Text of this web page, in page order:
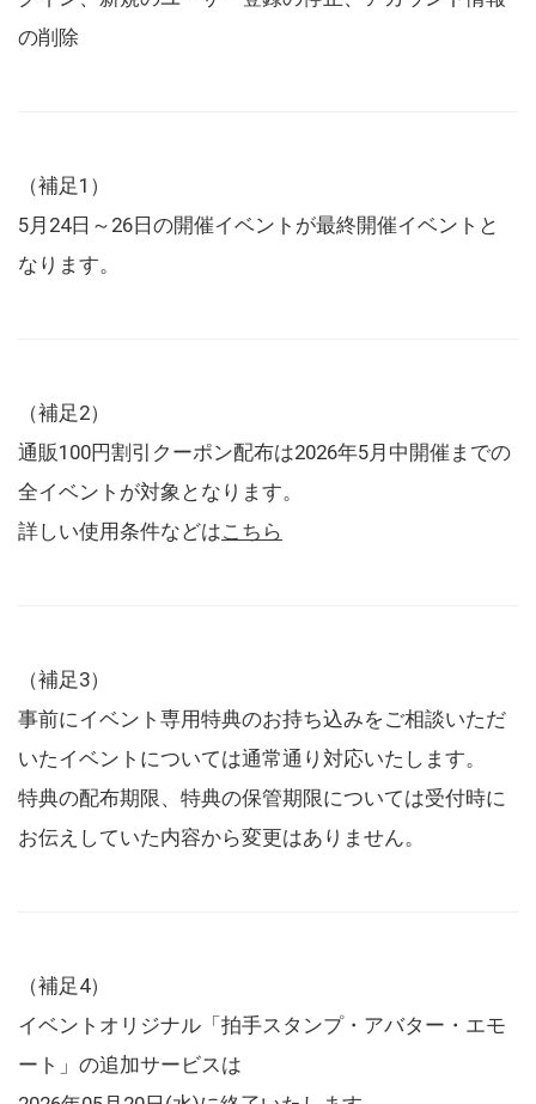
の削除
（補足1）
5月24日～26日の開催イベントが最終開催イベントと
なります。
（補足2）
通販100円割引クーポン配布は2026年5月中開催までの
全イベントが対象となります。
詳しい使用条件などはこちら
（補足3）
事前にイベント専用特典のお持ち込みをご相談いただ
いたイベントについては通常通り対応いたします。
特典の配布期限、特典の保管期限については受付時に
お伝えしていた内容から変更はありません。
（補足4）
イベントオリジナル「拍手スタンプ・アバター・エモ
ート」の追加サービスは